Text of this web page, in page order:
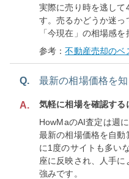
実際に売り時を逃して
す。売るかどうか迷っ
「今現在」の相場感
参考：不動産売却のベ
Q. 最新の相場価格を知
A.
気軽に相場を確認する
HowMaのAI査定は週
最新の相場価格を自動
に1度のサイトも多い
座に反映され、人手に
強みです。